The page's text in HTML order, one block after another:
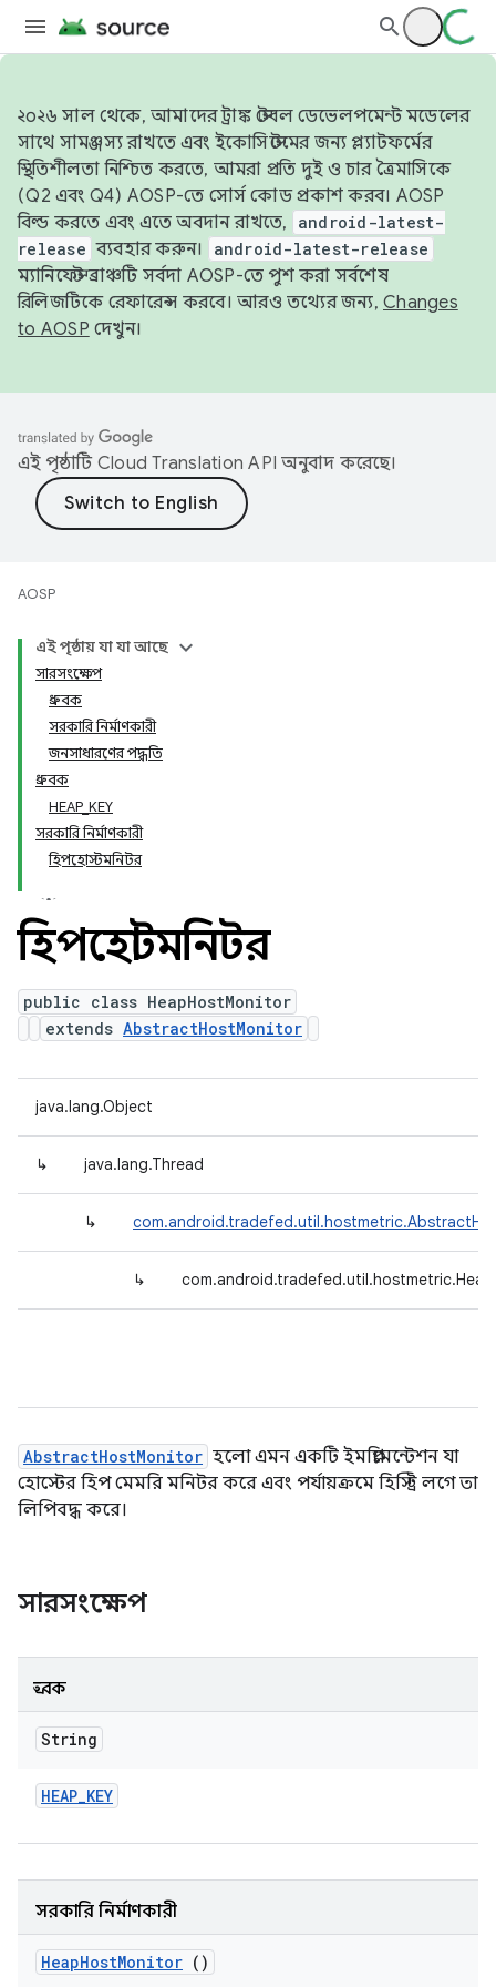
২০২৬ সাল থেকে, আমাদের ট্রাঙ্ক স্টেবল ডেভেলপমেন্ট মডেলের
সাথে সামঞ্জস্য রাখতে এবং ইকোসিস্টেমের জন্য প্ল্যাটফর্মের
স্থিতিশীলতা নিশ্চিত করতে, আমরা প্রতি দুই ও চার ত্রৈমাসিকে
(Q2 এবং Q4) AOSP-তে সোর্স কোড প্রকাশ করব। AOSP
বিল্ড করতে এবং এতে অবদান রাখতে,
android-latest-
release ব্যবহার করুন। android-latest-release
ম্যানিফেস্ট ব্রাঞ্চটি সর্বদা AOSP-তে পুশ করা সর্বশেষ
রিলিজটিকে রেফারেন্স করবে। আরও তথ্যের জন্য, Changes
to AOSP দেখুন।
এই পৃষ্ঠাটি Cloud Translation API অনুবাদ করেছে।
AOSP
এই পৃষ্ঠায় যা যা আছে
সারসংক্ষেপ
ধ্রুবক
সরকারি নির্মাণকারী
জনসাধারণের পদ্ধতি
ধ্রুবক
HEAP_KEY
সরকারি নির্মাণকারী
হিপহোস্টমনিটর
হিপহোস্টমনিটর
public class HeapHostMonitor
extends AbstractHostMonitor
java.lang.Object
↳ java.lang.Thread
↳
↳
AbstractHostMonitor হলো এমন একটি ইমপ্লিমেন্টেশন যা
হোস্টের হিপ মেমরি মনিটর করে এবং পর্যায়ক্রমে হিস্ট্রি লগে তা
লিপিবদ্ধ করে।
সারসংক্ষেপ
ধ্রুবক
String
HEAP_KEY
সরকারি নির্মাণকারী
HeapHostMonitor ()